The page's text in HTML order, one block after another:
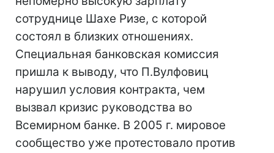
сотруднице Шахе Ризе, с которой
состоял в близких отношениях.
Специальная банковская комиссия
пришла к выводу, что П.Вулфовиц
нарушил условия контракта, чем
вызвал кризис руководства во
Всемирном банке. В 2005 г. мировое
сообщество уже протестовало против